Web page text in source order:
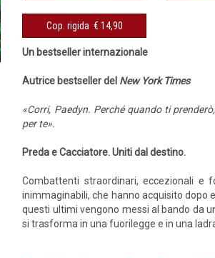
Cop. rigida € 14,90
Un bestseller internazionale
Autrice bestseller del New York Times
«Corri, Paedyn. Perché quando ti
per te».
Preda e Cacciatore. Uniti dal destino.
Combattenti straordinari, eccezionali e
inimmaginabili, che hanno acquisito dopo
questi ultimi vengono messi al bando da
si trasforma in una fuorilegge e in una